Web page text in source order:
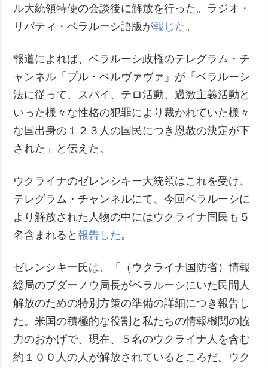
ル大統領特使の会談後に解放を行った。ラジオ・
リバティ・ベラルーシ語版が報じた 。
報道によれば、ベラルーシ政権のテレグラム・チ
ャンネル「プル・ペルヴァヴァ」が「ベラルーシ
法に従って、スパイ、テロ活動、過激主義活動と
いった様々な性格の犯罪により裁かれていた様々
な国出身の１２３人の国民につき恩赦の決定が下
された」と伝えた。
ウクライナのゼレンシキー大統領はこれを受け、
テレグラム・チャンネルにて、今回ベラルーシに
より解放された人物の中にはウクライナ国民も５
名含まれると報告した 。
ゼレンシキー氏は、「（ウクライナ国防省）情報
総局のブダーノウ局長がベラルーシにいた民間人
解放のための特別方策の準備の詳細につき報告し
た。米国の積極的な役割と私たちの情報機関の協
力のおかげで、現在、５名のウクライナ人を含む
約１００人の人が解放されているところだ。ウク